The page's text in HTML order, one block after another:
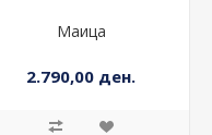
Маица
2.790,00 ден.